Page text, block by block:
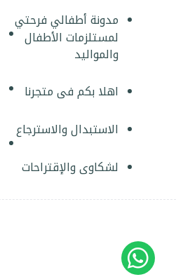
مدونة أطفالي فرحتي
لمستلزمات الأطفال
والمواليد
اهلا بكم فى متجرنا
الاستبدال والاسترجاع
لشكاوى والإقتراحات